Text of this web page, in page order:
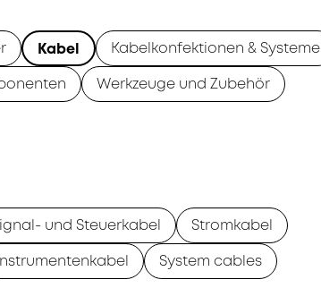
Kabel
Kabelkonfektionen & Systeme
Werkzeuge und Zubehör
und Steuerkabel
Stromkabel
System cables